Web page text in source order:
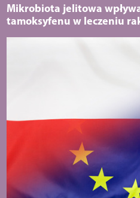
Mikrobiota jelitowa
tamoksyfenu w leczeniu